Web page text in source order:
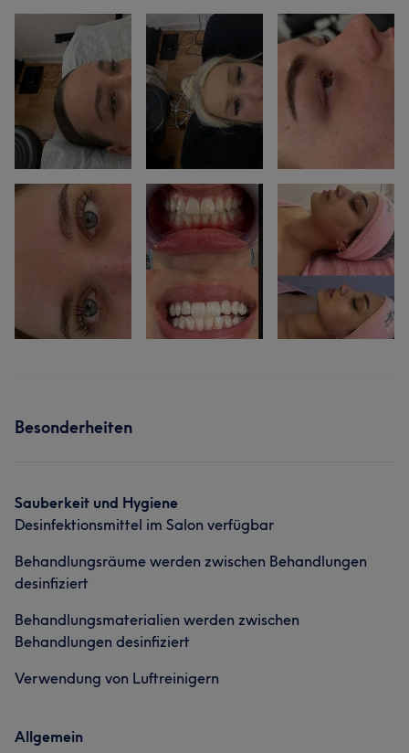
Besonderheiten
Sauberkeit und Hygiene
Desinfektionsmittel im Salon verfügbar
Behandlungsräume werden zwischen Behandlungen
desinfiziert
Behandlungsmaterialien werden zwischen
Behandlungen desinfiziert
Verwendung von Luftreinigern
Allgemein